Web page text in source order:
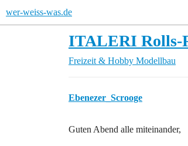
wer-weiss-was.de
ITALERI Rolls-
Freizeit & Hobby Modellbau
Ebenezer_Scrooge
Guten Abend alle miteinander,